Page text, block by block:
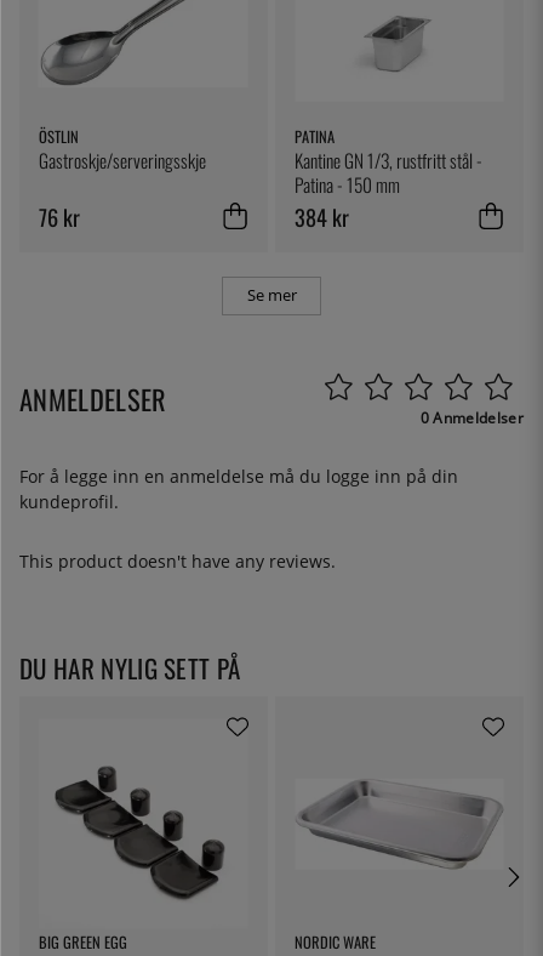
ÖSTLIN
Gastroskje/serveringsskje
76 kr
PATINA
Kantine GN 1/3, rustfritt stål -
Patina - 150 mm
384 kr
Se mer
ANMELDELSER 0 Anmeldelser
For å legge inn en anmeldelse må du logge inn på din
kundeprofil.
This product doesn't have any reviews.
DU HAR NYLIG SETT PÅ
BIG GREEN EGG NORDIC WARE